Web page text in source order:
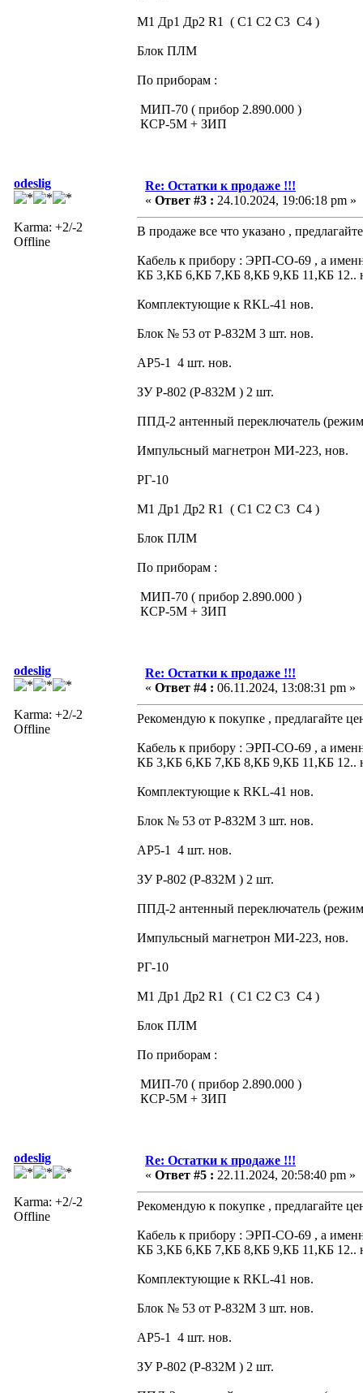
М1 Др1 Др2 R1 ( С1 С2 С3 С4 )
Блок ПЛМ
По приборам :
МИП-70 ( прибор 2.890.000 )
КСР-5М + ЗИП
odeslig
Karma: +2/-2
Offline
Re: Остатки к продаже !!!
« Ответ #3 : 24.10.2024, 19:06:18 pm »
В продаже все что указано ,
Кабель к прибору : ЭРП-СО-69 , а
КБ 3,КБ 6,КБ 7,КБ 8,КБ 9,КБ 11,КБ 12..
Комплектующие к RKL-41 нов.
Блок № 53 от Р-832М 3 шт. нов.
АР5-1 4 шт. нов.
ЗУ Р-802 (Р-832М ) 2 шт.
ППД-2 антенный переключатель
Импульсный магнетрон МИ-223, нов.
РГ-10
М1 Др1 Др2 R1 ( С1 С2 С3 С4 )
Блок ПЛМ
По приборам :
МИП-70 ( прибор 2.890.000 )
КСР-5М + ЗИП
odeslig
Karma: +2/-2
Offline
Re: Остатки к продаже !!!
« Ответ #4 : 06.11.2024, 13:08:31 pm »
Рекомендую к покупке , предлагайте
Кабель к прибору : ЭРП-СО-69 , а
КБ 3,КБ 6,КБ 7,КБ 8,КБ 9,КБ 11,КБ 12..
Комплектующие к RKL-41 нов.
Блок № 53 от Р-832М 3 шт. нов.
АР5-1 4 шт. нов.
ЗУ Р-802 (Р-832М ) 2 шт.
ППД-2 антенный переключатель
Импульсный магнетрон МИ-223, нов.
РГ-10
М1 Др1 Др2 R1 ( С1 С2 С3 С4 )
Блок ПЛМ
По приборам :
МИП-70 ( прибор 2.890.000 )
КСР-5М + ЗИП
odeslig
Karma: +2/-2
Offline
Re: Остатки к продаже !!!
« Ответ #5 : 22.11.2024, 20:58:40 pm »
Рекомендую к покупке , предлагайте
Кабель к прибору : ЭРП-СО-69 , а
КБ 3,КБ 6,КБ 7,КБ 8,КБ 9,КБ 11,КБ 12..
Комплектующие к RKL-41 нов.
Блок № 53 от Р-832М 3 шт. нов.
АР5-1 4 шт. нов.
ЗУ Р-802 (Р-832М ) 2 шт.